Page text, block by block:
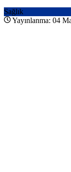
Sağlık
Yayınlanma: 04